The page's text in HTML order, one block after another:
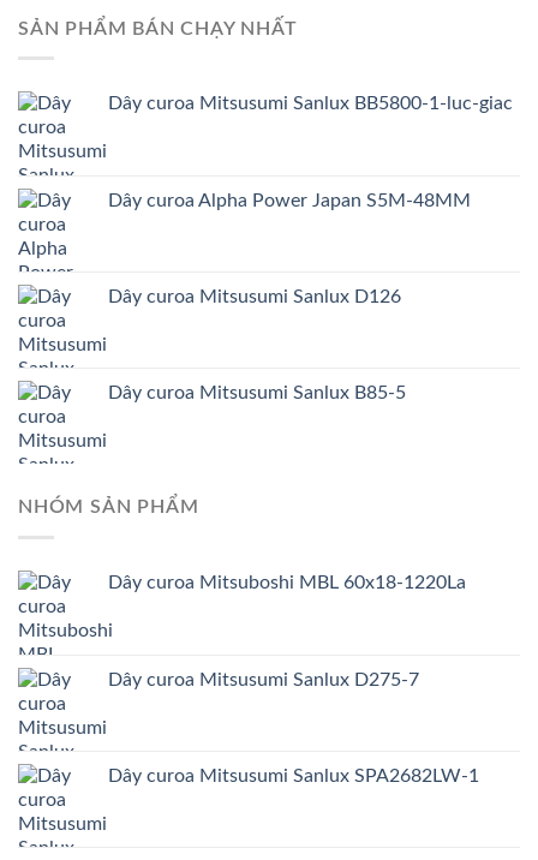
SẢN PHẨM BÁN CHẠY NHẤT
Dây curoa Mitsusumi Sanlux BB5800-1-luc-giac
Dây curoa Alpha Power Japan S5M-48MM
Dây curoa Mitsusumi Sanlux D126
Dây curoa Mitsusumi Sanlux B85-5
NHÓM SẢN PHẨM
Dây curoa Mitsuboshi MBL 60x18-1220La
Dây curoa Mitsusumi Sanlux D275-7
Dây curoa Mitsusumi Sanlux SPA2682LW-1